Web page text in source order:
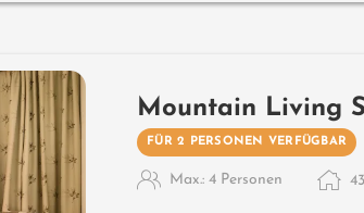
Mountain Living
FÜR 2 PERSONEN VERFÜGBAR
Max.: 4 Personen 43